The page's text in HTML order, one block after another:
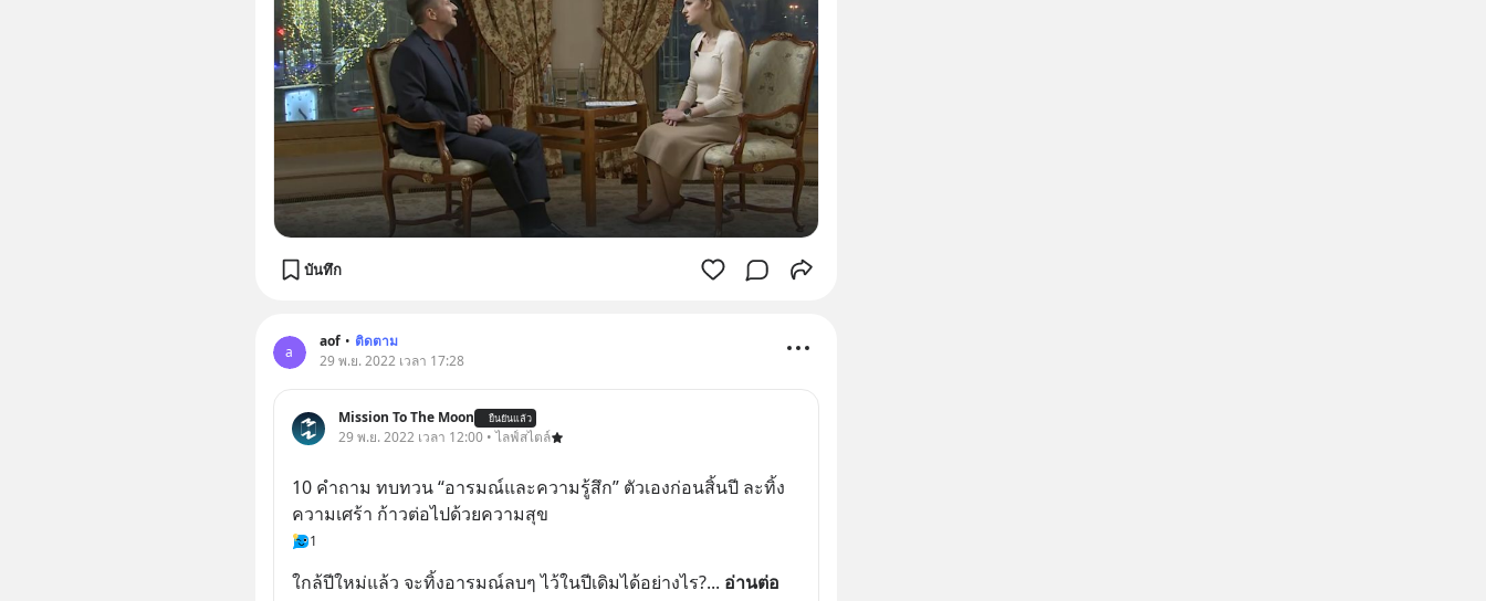
บันทึก
a
aof • ติดตาม
29 พ.ย. 2022 เวลา 17:28
Mission To The Moon ยืนยันแล้ว
29 พ.ย. 2022 เวลา 12:00 • ไลฟ์สไตล์
10 คำถาม ทบทวน “อารมณ์และความรู้สึก” ตัวเองก่อนสิ้นปี ละทิ้ง
ความเศร้า ก้าวต่อไปด้วยความสุข
1
ใกล้ปีใหม่แล้ว จะทิ้งอารมณ์ลบๆ ไว้ในปีเดิมได้อย่างไร?... อ่านต่อ